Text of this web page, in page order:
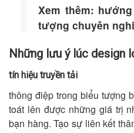
Xem thêm:
tượng chuyên
Những lưu ý lúc design
tín hiệu truyền tải
thông điệp trong biểu tượng
toát lên được những giá trị
bạn hàng. Tạo sự liên kết